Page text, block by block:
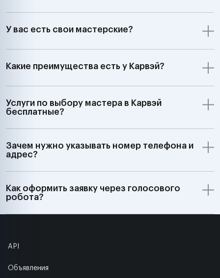
У вас есть свои мастерские?
Какие преимущества есть у Карвэй?
Услуги по выбору мастера в Карвэй
бесплатные?
Зачем нужно указывать номер телефона и
адрес?
Как оформить заявку через голосового
робота?
API
Объявления